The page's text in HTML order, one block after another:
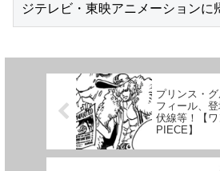
ジテレビ・東映アニメーションに
プリンス・
フィール、登
伏線等！【
PIECE】